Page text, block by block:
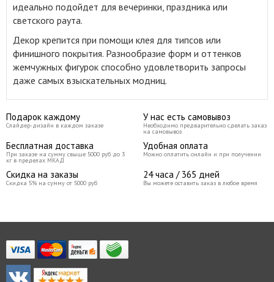
идеально подойдет для вечеринки, праздника или
светского раута.
Декор крепится при помощи клея для типсов или
финишного покрытия. Разнообразие форм и оттенков
жемчужных фигурок способно удовлетворить запросы
даже самых взыскательных модниц.
Подарок каждому
Слайдер-дизайн в каждом заказе
У нас есть самовывоз
Необходимо предварительно сделать заказ
на самовывоз
Бесплатная доставка
При заказе на сумму свыше 5000 руб до 3
кг в пределах МКАД
Удобная оплата
Можно оплатить онлайн и при получении
Скидка на заказы
Скидка 5% на сумму от 5000 руб
24 часа / 365 дней
Вы можете оставить заказ в любое время